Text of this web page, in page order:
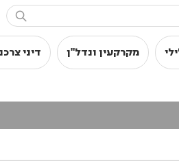

מקרקעין ונדל"ן דיני